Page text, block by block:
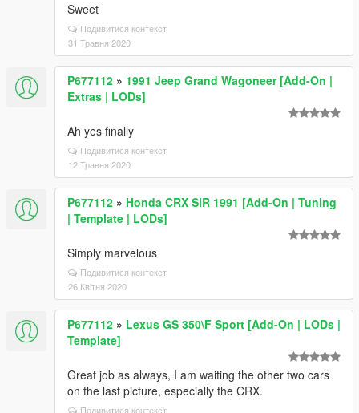
Sweet
Подивитися контекст
31 Травня 2020
P677112 » 1991 Jeep Grand Wagoneer [Add-On |
Extras | LODs]
Ah yes finally
Подивитися контекст
12 Травня 2020
P677112 » Honda CRX SiR 1991 [Add-On | Tuning
| Template | LODs]
Simply marvelous
Подивитися контекст
26 Квітня 2020
P677112 » Lexus GS 350\F Sport [Add-On | LODs |
Template]
Great job as always, I am waiting the other two cars
on the last picture, especially the CRX.
Подивитися контекст